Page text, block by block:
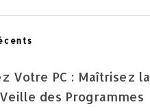
Votre PC : Maîtrisez la
des Programmes